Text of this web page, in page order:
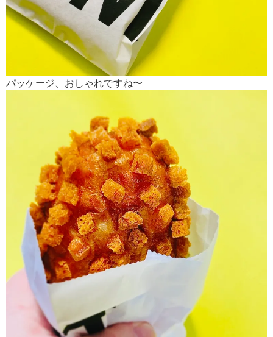
パッケージ、おしゃれですね〜